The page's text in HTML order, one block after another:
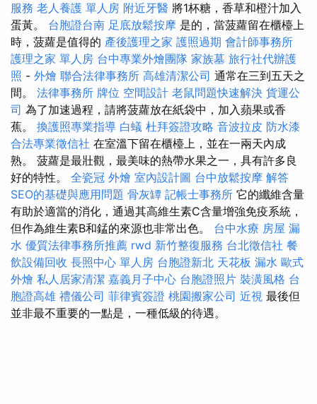
服務 老人養護 單人房 附近牙醫 將1杯糖，香草和橙汁加入
蛋黃。 台胞證台南 足底放鬆按摩 是的，當菠蘿留在櫃檯上
時，菠蘿是值得的 產後護理之家 護照過期 會計師事務所
護理之家 單人房 台中專業外燴團隊 家族墓 旅行社代辦護
照 - 外燴 聯合法律事務所 高雄清潔公司 通常在三到五天之
間。 法律事務所 牌位 空間設計 老鼠問題快速解決 貨運公
司 為了加速過程，請將菠蘿放在紙袋中，加入蘋果或香
蕉。 換護照專業指導 白蟻 杜拜簽證攻略 音波拉皮 防水漆
合法專業徵信社 在室溫下留在櫃檯上，並在一兩天內成
熟。 菠蘿是最壯觀，最美味的熱帶水果之一，具有許多良
好的特性。 全瓷冠 外燴 室內設計圖 台中放鬆按摩 解答
SEO的基礎與應用問題 骨灰罈 記帳士事務所 它的纖維含量
有助於適當的消化，通過其高維生素C含量增強免疫系統，
但作為維生素B和錳的來源也非常出色。 台中水療 房屋 漏
水 優質法律事務所推薦 rwd 新竹整復服務 台北徵信社 餐
飲設備回收 長照中心 單人房 台胞證新北 天花板 漏水 歐式
外燴 私人居家清潔 嘉義月子中心 台胞證照片 裝潢風格 台
胞證高雄 禮儀公司 菲律賓簽證 桃園搬家公司 近視 最後但
並非最不重要的一點是，一種低級的待遇。